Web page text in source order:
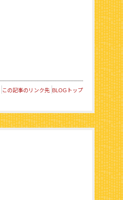
この記事のリンク先 BLOGトップ